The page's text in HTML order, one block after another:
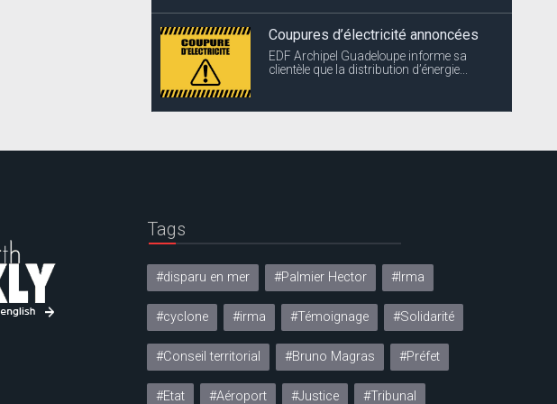
Coupures d’électricité annoncées
EDF Archipel Guadeloupe informe sa
clientèle que la distribution d’énergie...
Tags
#disparu en mer #Palmier Hector #Irma
#cyclone #irma #Témoignage #Solidarité
#Conseil territorial #Bruno Magras #Préfet
#Etat #Aéroport #Justice #Tribunal